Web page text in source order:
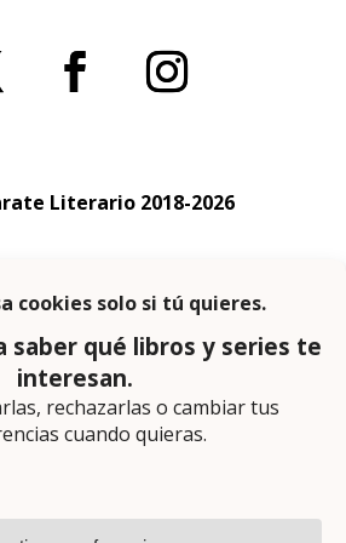
Literario 2018-2026
privacidad
afiliado de Amazon obtengo
las compras adscritas que